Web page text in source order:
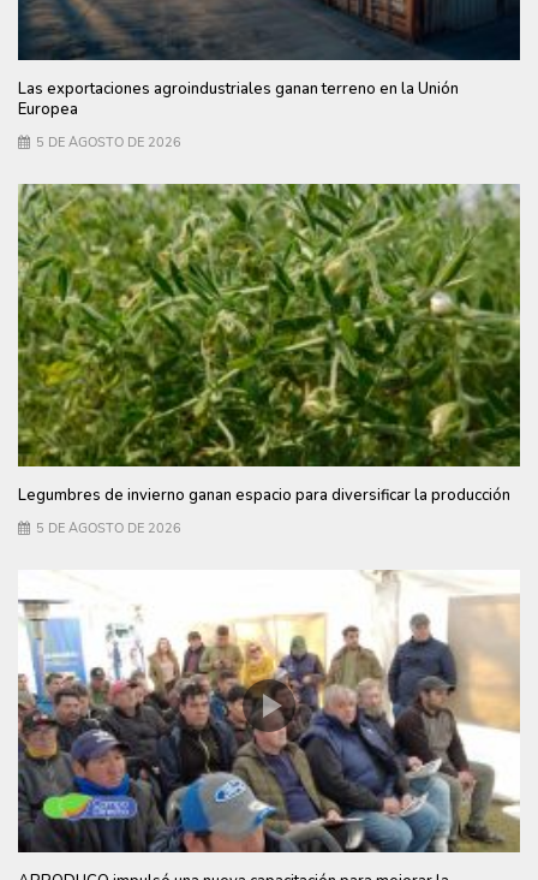
Las exportaciones agroindustriales ganan terreno en la Unión
Europea
5 DE AGOSTO DE 2026
Legumbres de invierno ganan espacio para diversificar la producción
5 DE AGOSTO DE 2026